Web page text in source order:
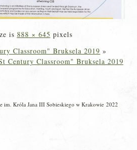
is 888 × 645 pixels
Classroom" Bruksela 2019 »
Century Classroom" Bruksela 2019
im. Króla Jana III Sobieskiego w Krakowie 2022